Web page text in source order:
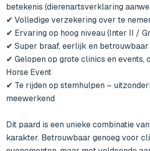
betekenis (dierenartsverklaring
✔ Volledige verzekering over te
✔ Ervaring op hoog niveau (Inter II /
✔ Super braaf, eerlijk en
✔ Gelopen op grote clinics en events,
Horse Event
✔ Te rijden op stemhulpen –
meewerkend
Dit paard is een unieke combinatie
karakter. Betrouwbaar genoeg voor